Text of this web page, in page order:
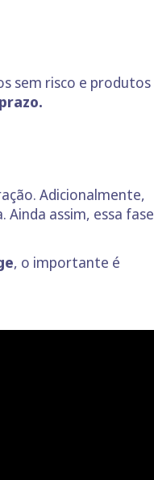
sem risco e produtos
Adicionalmente,
assim, essa fase
, o importante é